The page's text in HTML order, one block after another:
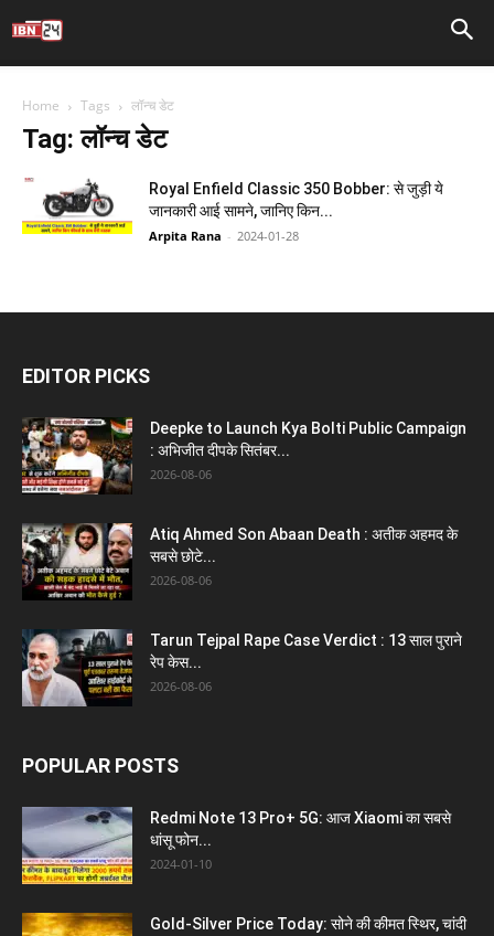
Home Tags लॉन्च डेट
Tag: लॉन्च डेट
Royal Enfield Classic 350 Bobber: से जुड़ी ये
जानकारी आई सामने, जानिए किन...
Arpita Rana - 2024-01-28
EDITOR PICKS
Deepke to Launch Kya Bolti Public Campaign
: अभिजीत दीपके सितंबर...
2026-08-06
Atiq Ahmed Son Abaan Death : अतीक अहमद के
सबसे छोटे...
2026-08-06
Tarun Tejpal Rape Case Verdict : 13 साल पुराने
रेप केस...
2026-08-06
POPULAR POSTS
Redmi Note 13 Pro+ 5G: आज Xiaomi का सबसे
धांसू फोन...
2024-01-10
Gold-Silver Price Today: सोने की कीमत स्थिर, चांदी